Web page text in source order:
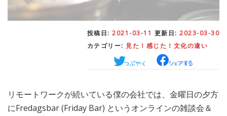
WORK– デンマークの働き方
– 日本人の考察
MEDIA– メディア掲載 TRAVEL– 旅行
投稿日: 2021-03-11 更新日: 2023-03-30
カテゴリー: 見た！感じた！文化の違い
リモートワークが続いている僕の会社では、金曜日の夕方
にFredagsbar (Friday Bar) というオンラインの雑談会＆